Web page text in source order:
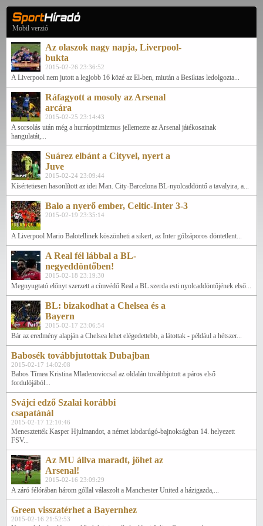
Mobil verzió
Az olaszok nagy napja, Liverpool-
bukta
2015-02-26 23:36:52
A Liverpool nem jutott a legjobb 16 közé az El-ben, miután a Besiktas ledolgozta...
Ráfagyott a mosoly az Arsenal
arcára
2015-02-25 23:14:43
A sorsolás után még a hurráoptimizmus jellemezte az Arsenal játékosainak
hangulatát,...
Suárez elbánt a Cityvel, nyert a
Juve
2015-02-24 23:09:44
Kísértetiesen hasonlított az idei Man. City-Barcelona BL-nyolcaddöntő a tavalyira, a...
Balo a nyerő ember, Celtic-Inter 3-3
2015-02-19 23:35:14
A Liverpool Mario Balotellinek köszönheti a sikert, az Inter gólzáporos döntetlent...
A Real fél lábbal a BL-
negyeddöntőben!
2015-02-18 23:19:30
Megnyugtató előnyt szerzett a címvédő Real a BL szerda esti nyolcaddöntőjének első...
BL: bizakodhat a Chelsea és a
Bayern
2015-02-17 23:06:54
Bár az eredmény alapján a Chelsea lehet elégedettebb, a látottak - például a hétszer...
Babosék továbbjutottak Dubajban
2015-02-17 14:02:08
Babos Tímea Kristina Mladenoviccsal az oldalán továbbjutott a páros első
fordulójából...
Svájci edző Szalai korábbi
csapatánál
2015-02-17 12:10:46
Menesztették Kasper Hjulmandot, a német labdarúgó-bajnokságban 14. helyezett
FSV...
Az MU állva maradt, jöhet az
Arsenal!
2015-02-16 23:09:29
A záró félórában három góllal válaszolt a Manchester United a házigazda,...
Green visszatérhet a Bayernhez
2015-02-16 21:52:53